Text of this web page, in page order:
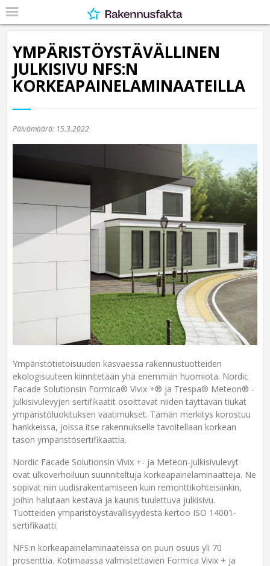
YMPÄRISTÖYSTÄVÄLLINEN
JULKISIVU NFS:N
KORKEAPAINELAMINAATEILLA
Päivämäärä: 15.3.2022
Ympäristötietoisuuden kasvaessa rakennustuotteiden
ekologisuuteen kiinnitetään yhä enemmän huomiota. Nordic
Facade Solutionsin Formica® Vivix +® ja Trespa® Meteon® -
julkisivulevyjen sertifikaatit osoittavat niiden täyttävän tiukat
ympäristöluokituksen vaatimukset. Tämän merkitys korostuu
hankkeissa, joissa itse rakennukselle tavoitellaan korkean
tason ympäristösertifikaattia.
Nordic Facade Solutionsin Vivix +- ja Meteon-julkisivulevyt
ovat ulkoverhoiluun suunniteltuja korkeapainelaminaatteja. Ne
sopivat niin uudisrakentamiseen kuin remonttikohteisiinkin,
joihin halutaan kestävä ja kaunis tuulettuva julkisivu.
Tuotteiden ympäristöystävällisyydestä kertoo ISO 14001-
sertifikaatti.
NFS:n korkeapainelaminaateissa on puun osuus yli 70
prosenttia. Kotimaassa valmistettavien Formica Vivix + ja